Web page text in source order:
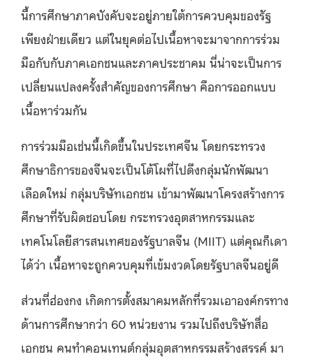
นี้การศึกษาภาคบังคับจะอยู่ภายใต้การควบคุมของรัฐ
เพียงฝ่ายเดียว แต่ในยุคต่อไปเนื้อหาจะมาจากการร่วม
มือกับกับภาคเอกชนและภาคประชาคม นี่น่าจะเป็นการ
เปลี่ยนแปลงครั้งสำคัญของการศึกษา คือการออกแบบ
เนื้อหาร่วมกัน
การร่วมมือเช่นนี้เกิดขึ้นในประเทศจีน โดยกระทรวง
ศึกษาธิการของจีนจะเป็นโต้โผที่ไปดึงกลุ่มนักพัฒนา
เลือดใหม่ กลุ่มบริษัทเอกชน เข้ามาพัฒนาโครงสร้างการ
ศึกษาที่รับผิดชอบโดย กระทรวงอุตสาหกรรมและ
เทคโนโลยีสารสนเทศของรัฐบาลจีน (MIIT) แต่คุณก็เดา
ได้ว่า เนื้อหาจะถูกควบคุมที่เข้มงวดโดยรัฐบาลจีนอยู่ดี
ส่วนที่ฮ่องกง เกิดการตั้งสมาคมหลักที่รวมเอาองค์กรทาง
ด้านการศึกษากว่า 60 หน่วยงาน รวมไปถึงบริษัทสื่อ
เอกชน คนทำคอนเทนต์กลุ่มอุตสาหกรรมสร้างสรรค์ มา